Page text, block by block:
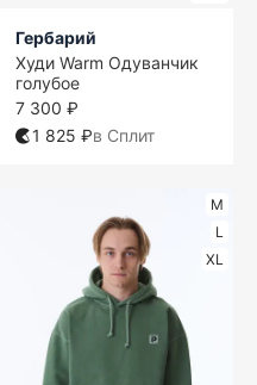
Гербарий
Худи Warm Одуванчик
голубое
7 300 ₽
1 825 ₽в Сплит
M
L
XL